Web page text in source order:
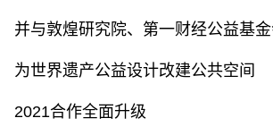
并与敦煌研究院、第一财经公益基
为世界遗产公益设计改建公共空间
2021合作全面升级